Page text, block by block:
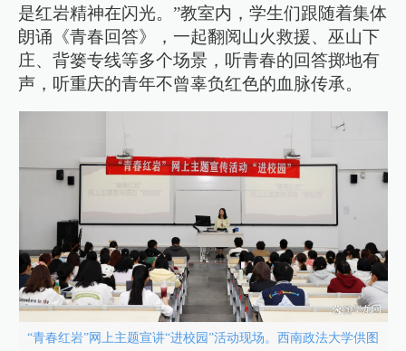
是红岩精神在闪光。”教室内，学生们跟随着集体
朗诵《青春回答》，一起翻阅山火救援、巫山下
庄、背篓专线等多个场景，听青春的回答掷地有
声，听重庆的青年不曾辜负红色的血脉传承。
“青春红岩”网上主题宣讲“进校园”活动现场。西南政法大学供图